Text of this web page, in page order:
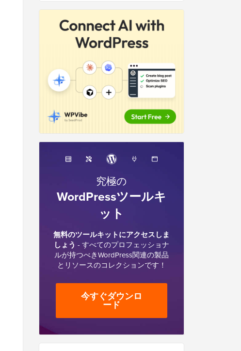
サ
ー
究極の
WordPressツールキ
ット
無料のツールキットにアクセスしま
しょう - すべてのプロフェッショナ
ルが持つべきWordPress関連の製品
とリソースのコレクションです！
今すぐダウンロ
ード